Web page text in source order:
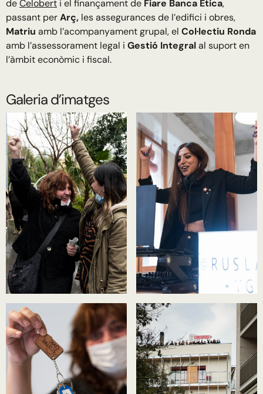
deCelobert i el finançament de Fiare Banca Ètica,
passant perArç, les assegurances de l’edifici i obres,
Matriu amb l’acompanyament grupal, el Col·lectiu Ronda
amb l’assessorament legal i Gestió Integralal suport en
l’àmbit econòmic i fiscal.
Galeria d’imatges